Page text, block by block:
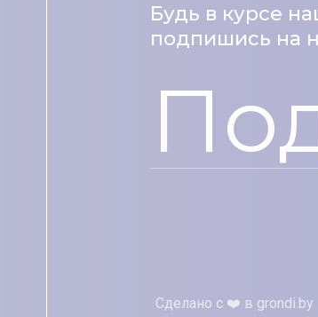
Будь в курсе
подпишись на
Сделано с ❤️ в grondi.by